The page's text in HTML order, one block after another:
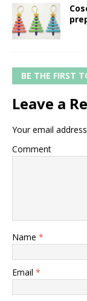
BE THE FIRST
Leave a
Your email
Comment
Name *
Email *